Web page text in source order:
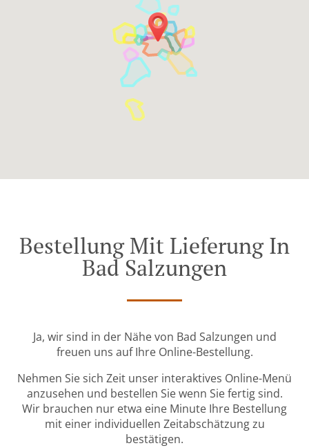
Bestellung Mit Lieferung In
Bad Salzungen
Ja, wir sind in der Nähe von Bad Salzungen und
freuen uns auf Ihre Online-Bestellung.
Nehmen Sie sich Zeit unser interaktives Online-Menü
anzusehen und bestellen Sie wenn Sie fertig sind.
Wir brauchen nur etwa eine Minute Ihre Bestellung
mit einer individuellen Zeitabschätzung zu
bestätigen.